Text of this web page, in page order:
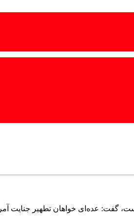
است، گفت: عده‌ای خواهان تطهیر جنایت